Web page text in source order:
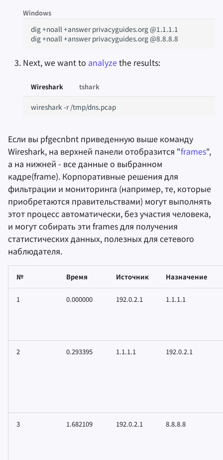
Windows
dig +noall +answer privacyguides.org @1.1.1.1
Next, we want to analyzethe results:
Wireshark tshark
Если вы pfgecnbnt приведенную выше команду
Wireshark, на верхней панели отобразится "frames",
а на нижней - все данные о выбранном
кадре(frame). Корпоративные решения для
фильтрации и мониторинга (например, те, которые
приобретаются правительствами) могут выполнять
этот процесс автоматически, без участия человека,
и могут собирать эти frames для получения
статистических данных, полезных для сетевого
наблюдателя.
№ Время Источник Назначение
1 0.000000 192.0.2.1 1.1.1.1
2 0.293395 1.1.1.1 192.0.2.1
3 1.682109 192.0.2.1 8.8.8.8